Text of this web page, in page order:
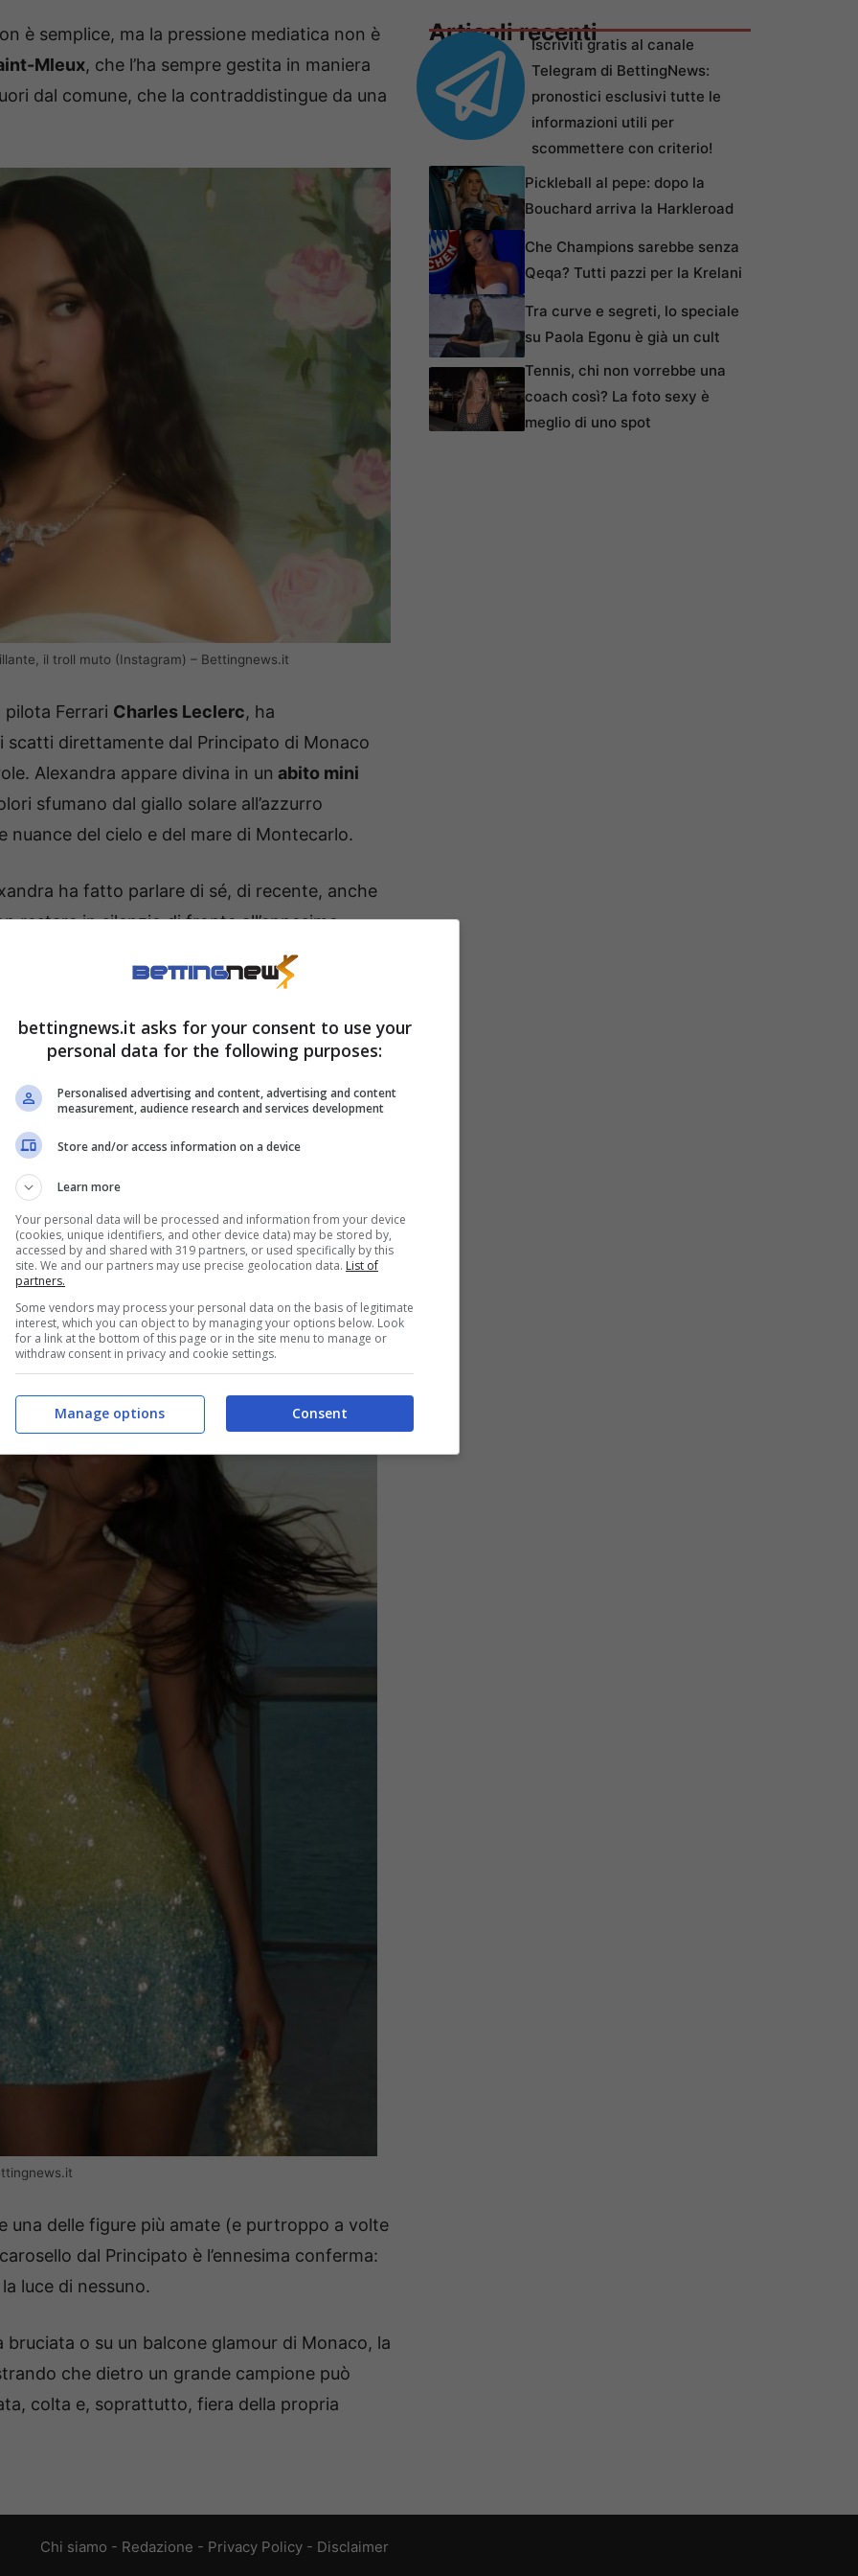
è semplice, ma la pressione mediatica non è
Mleux, che l’ha sempre gestita in maniera
dal comune, che la contraddistingue da una
il troll muto (Instagram) – Bettingnews.it
Ferrari Charles Leclerc, ha
direttamente dal Principato di Monaco
Alexandra appare divina in un abito mini
sfumano dal giallo solare all’azzurro
del cielo e del mare di Montecarlo.
ha fatto parlare di sé, di recente, anche
restare in silenzio di fronte all’ennesimo
un suo post, le aveva scritto,
è nessuno
. La risposta di Alexandra è stata
calma e fermezza, ha sottolineato
personale esistessero ben prima della sua
da essa.
divina
Saint-Mleux ha saputo costruire una
suo gusto estetico e per la sua discrezione.
con il predestinato della Ferrari, Alexandra
di Leclerc, mantenendo un profilo basso
una delle figure più amate (e purtroppo a volte
dal Principato è l’ennesima conferma:
luce di nessuno.
o su un balcone glamour di Monaco, la
che dietro un grande campione può
colta e, soprattutto, fiera della propria
Articoli recentiIscriviti gratis al canale
Telegram di BettingNews:
pronostici esclusivi tutte le
informazioni utili per
scommettere con criterio!
Pickleball al pepe: dopo la
Bouchard arriva la Harkleroad
Che Champions sarebbe senza
Qeqa? Tutti pazzi per la Krelani
Tra curve e segreti, lo speciale
su Paola Egonu è già un cult
Tennis, chi non vorrebbe una
coach così? La foto sexy è
meglio di uno spot
Chi siamo - Redazione - Privacy Policy - Disclaimer
bettingnews.it asks for your consent to use your
personal data for the following purposes:
Personalised advertising and content, advertising and content
measurement, audience research and services development
Store and/or access information on a device
Learn more
Your personal data will be processed and information from your device
(cookies, unique identifiers, and other device data) may be stored by,
accessed by and shared with 319 partners, or used specifically by this
site. We and our partners may use precise geolocation data. List of
partners.
Some vendors may process your personal data on the basis of legitimate
interest, which you can object to by managing your options below. Look
for a link at the bottom of this page or in the site menu to manage or
withdraw consent in privacy and cookie settings.
Consent
Manage options